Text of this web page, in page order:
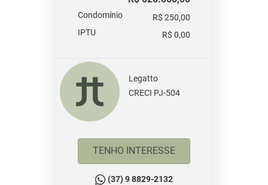
Condomínio
R$ 250,00
IPTU
R$ 0,00
Legatto
CRECI PJ-504
TENHO INTERESSE
(37) 9 8829-2132